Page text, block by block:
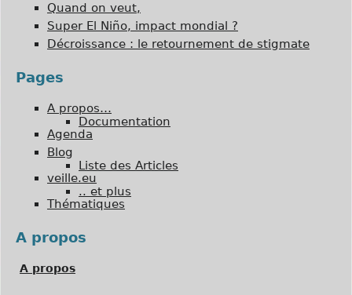
Quand on veut,
Super El Niño, impact mondial ?
Décroissance : le retournement de stigmate
Pages
A propos…
Documentation
Agenda
Blog
Liste des Articles
veille.eu
.. et plus
Thématiques
A propos
A propos